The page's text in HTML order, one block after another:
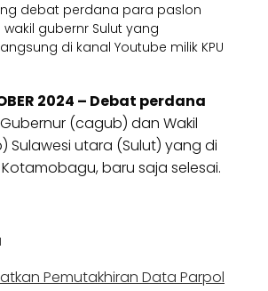
debat perdana para paslon
gubernr Sulut yang
di kanal Youtube milik KPU
2024 – Debat perdana
(cagub) dan Wakil
Sulawesi utara (Sulut) yang di
baru saja selesai.
Pemutakhiran Data Parpol